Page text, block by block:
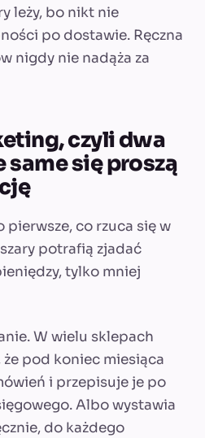
leży, bo nikt nie
po dostawie. Ręczna
nigdy nie nadąża za
czyli dwa
się proszą
pierwsze, co rzuca się w
potrafią zjadać
tylko mniej
W wielu sklepach
pod koniec miesiąca
i przepisuje je po
Albo wystawia
do każdego